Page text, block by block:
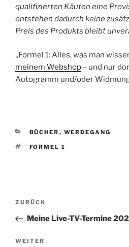
qualifizierten Käufen eine
entstehen dadurch keine
Preis des Produkts bleibt
„Formel 1: Alles, was man
meinem Webshop – und nur
Autogramm und/oder
KATEGORIEN
BÜCHER , WERDEGANG
SCHLAGWÖRTER
FORMEL 1
Beitragsnavigation
Vorheriger
Beitrag
ZURÜCK
Meine Live-TV-Termine
Nächster
WEITER